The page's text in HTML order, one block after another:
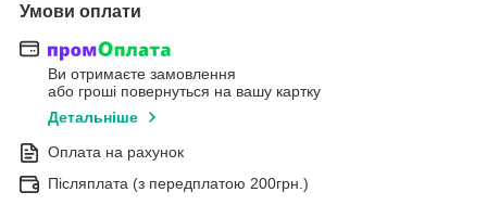
Умови оплати
Ви отримаєте замовлення
або гроші повернуться на вашу картку
Детальніше
Оплата на рахунок
Післяплата (з передплатою 200грн.)